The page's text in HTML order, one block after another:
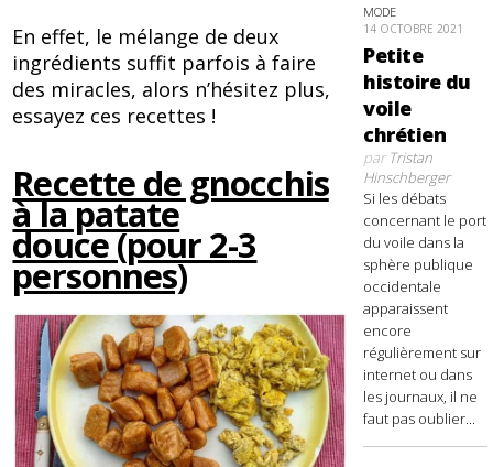
En effet, le mélange de deux
ingrédients suffit parfois à faire
des miracles, alors n’hésitez plus,
essayez ces recettes !
Recette de gnocchis
à la patate
douce (pour 2-3
personnes)
MODE
14 OCTOBRE 2021
Petite
histoire du
voile
chrétien
parTristan
Hinschberger
Si les débats
concernant le port
du voile dans la
sphère publique
occidentale
apparaissent
encore
régulièrement sur
internet ou dans
les journaux, il ne
faut pas oublier...